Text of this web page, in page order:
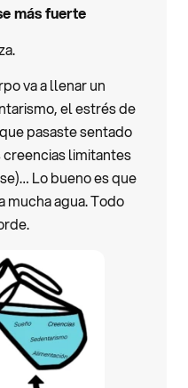
más fuerte
va a llenar un
el estrés de
pasaste sentado
creencias limitantes
Lo bueno es que
mucha agua. Todo